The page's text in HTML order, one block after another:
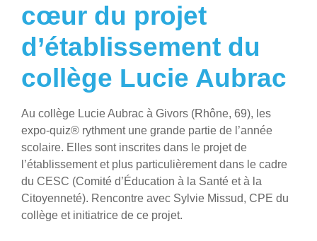
cœur du projet
d’établissement du
collège Lucie Aubrac
Au collège Lucie Aubrac à Givors (Rhône, 69), les
expo-quiz® rythment une grande partie de l’année
scolaire. Elles sont inscrites dans le projet de
l’établissement et plus particulièrement dans le cadre
du CESC (Comité d’Éducation à la Santé et à la
Citoyenneté). Rencontre avec Sylvie Missud, CPE du
collège et initiatrice de ce projet.